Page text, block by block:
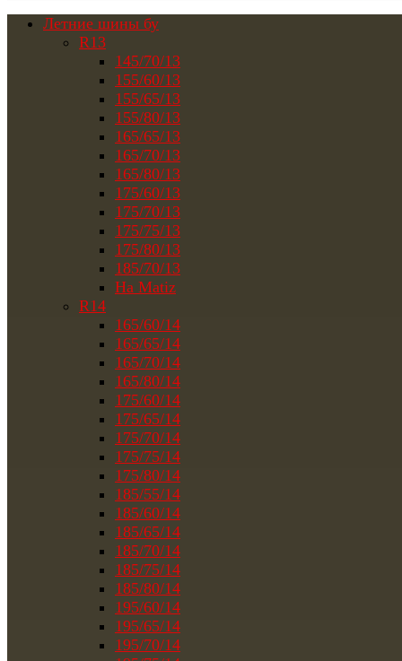
Летние шины бу
R13
145/70/13
155/60/13
155/65/13
155/80/13
165/65/13
165/70/13
165/80/13
175/60/13
175/70/13
175/75/13
175/80/13
185/70/13
На Matiz
R14
165/60/14
165/65/14
165/70/14
165/80/14
175/60/14
175/65/14
175/70/14
175/75/14
175/80/14
185/55/14
185/60/14
185/65/14
185/70/14
185/75/14
185/80/14
195/60/14
195/65/14
195/70/14